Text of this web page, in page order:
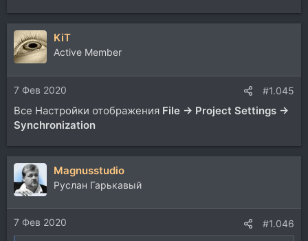
KiT
Active Member
7 Фев 2020 #1.045
Все Настройки отображения File → Project Settings →
Synchronization
Magnusstudio
Руслан Гарькавый
7 Фев 2020 #1.046